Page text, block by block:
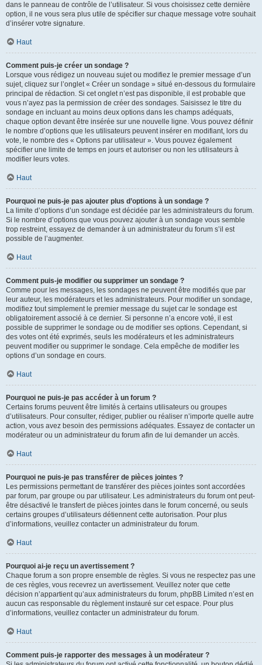
dans le panneau de contrôle de l’utilisateur. Si vous choisissez cette dernière
option, il ne vous sera plus utile de spécifier sur chaque message votre souhait
d’insérer votre signature.
Haut
Comment puis-je créer un sondage ?
Lorsque vous rédigez un nouveau sujet ou modifiez le premier message d’un
sujet, cliquez sur l’onglet « Créer un sondage » situé en-dessous du formulaire
principal de rédaction. Si cet onglet n’est pas disponible, il est probable que
vous n’ayez pas la permission de créer des sondages. Saisissez le titre du
sondage en incluant au moins deux options dans les champs adéquats,
chaque option devant être insérée sur une nouvelle ligne. Vous pouvez définir
le nombre d’options que les utilisateurs peuvent insérer en modifiant, lors du
vote, le nombre des « Options par utilisateur ». Vous pouvez également
spécifier une limite de temps en jours et autoriser ou non les utilisateurs à
modifier leurs votes.
Haut
Pourquoi ne puis-je pas ajouter plus d’options à un sondage ?
La limite d’options d’un sondage est décidée par les administrateurs du forum.
Si le nombre d’options que vous pouvez ajouter à un sondage vous semble
trop restreint, essayez de demander à un administrateur du forum s’il est
possible de l’augmenter.
Haut
Comment puis-je modifier ou supprimer un sondage ?
Comme pour les messages, les sondages ne peuvent être modifiés que par
leur auteur, les modérateurs et les administrateurs. Pour modifier un sondage,
modifiez tout simplement le premier message du sujet car le sondage est
obligatoirement associé à ce dernier. Si personne n’a encore voté, il est
possible de supprimer le sondage ou de modifier ses options. Cependant, si
des votes ont été exprimés, seuls les modérateurs et les administrateurs
peuvent modifier ou supprimer le sondage. Cela empêche de modifier les
options d’un sondage en cours.
Haut
Pourquoi ne puis-je pas accéder à un forum ?
Certains forums peuvent être limités à certains utilisateurs ou groupes
d’utilisateurs. Pour consulter, rédiger, publier ou réaliser n’importe quelle autre
action, vous avez besoin des permissions adéquates. Essayez de contacter un
modérateur ou un administrateur du forum afin de lui demander un accès.
Haut
Pourquoi ne puis-je pas transférer de pièces jointes ?
Les permissions permettant de transférer des pièces jointes sont accordées
par forum, par groupe ou par utilisateur. Les administrateurs du forum ont peut-
être désactivé le transfert de pièces jointes dans le forum concerné, ou seuls
certains groupes d’utilisateurs détiennent cette autorisation. Pour plus
d’informations, veuillez contacter un administrateur du forum.
Haut
Pourquoi ai-je reçu un avertissement ?
Chaque forum a son propre ensemble de règles. Si vous ne respectez pas une
de ces règles, vous recevrez un avertissement. Veuillez noter que cette
décision n’appartient qu’aux administrateurs du forum, phpBB Limited n’est en
aucun cas responsable du règlement instauré sur cet espace. Pour plus
d’informations, veuillez contacter un administrateur du forum.
Haut
Comment puis-je rapporter des messages à un modérateur ?